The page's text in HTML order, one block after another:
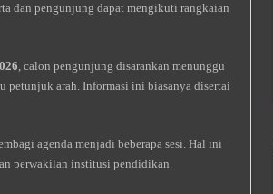
dan pengunjung dapat mengikuti rangkaian
, calon pengunjung disarankan menunggu
petunjuk arah. Informasi ini biasanya disertai
agenda menjadi beberapa sesi. Hal ini
perwakilan institusi pendidikan.